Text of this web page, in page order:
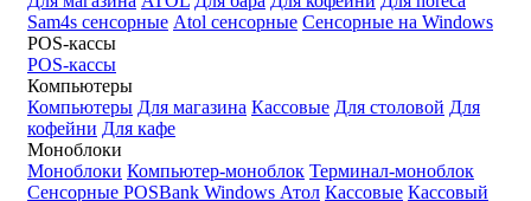
Sam4s сенсорные Atol сенсорные Сенсорные на Windows
POS-кассы
POS-кассы
Компьютеры
Компьютеры Для магазина Кассовые Для столовой Для
кофейни Для кафе
Моноблоки
Моноблоки Компьютер-моноблок Терминал-моноблок
Сенсорные POSBank Windows Атол Кассовые Кассовый